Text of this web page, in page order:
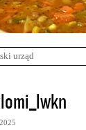
urząd